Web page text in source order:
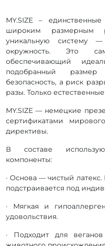
MY.SIZE –
широким размерным
уникальную систему
окружность. Это
обеспечивающий
подобранный
безопасность, а риск
разы. Только
MY.SIZE — немецкие
сертификатами
директивы.
В составе
компоненты:
· Основа — чистый
подстраивается под
· Мягкая и
удовольствия.
· Подходит для